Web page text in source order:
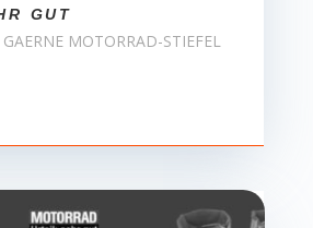
GUT
GAERNE MOTORRAD-STIEFEL